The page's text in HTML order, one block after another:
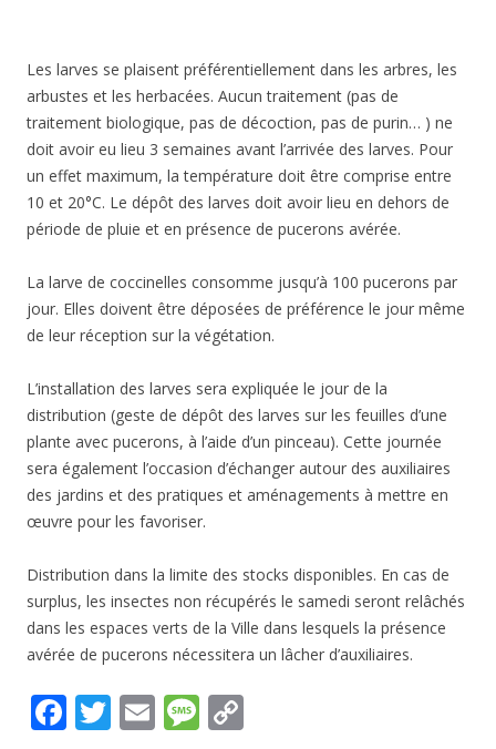
Les larves se plaisent préférentiellement dans les arbres, les
arbustes et les herbacées. Aucun traitement (pas de
traitement biologique, pas de décoction, pas de purin… ) ne
doit avoir eu lieu 3 semaines avant l’arrivée des larves. Pour
un effet maximum, la température doit être comprise entre
10 et 20°C. Le dépôt des larves doit avoir lieu en dehors de
période de pluie et en présence de pucerons avérée.
La larve de coccinelles consomme jusqu’à 100 pucerons par
jour. Elles doivent être déposées de préférence le jour même
de leur réception sur la végétation.
L’installation des larves sera expliquée le jour de la
distribution (geste de dépôt des larves sur les feuilles d’une
plante avec pucerons, à l’aide d’un pinceau). Cette journée
sera également l’occasion d’échanger autour des auxiliaires
des jardins et des pratiques et aménagements à mettre en
œuvre pour les favoriser.
Distribution dans la limite des stocks disponibles. En cas de
surplus, les insectes non récupérés le samedi seront relâchés
dans les espaces verts de la Ville dans lesquels la présence
avérée de pucerons nécessitera un lâcher d’auxiliaires.
F T E M